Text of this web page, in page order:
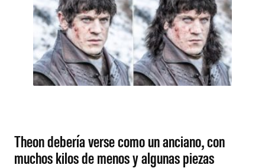
Theon debería verse como un anciano, con
muchos kilos de menos y algunas piezas